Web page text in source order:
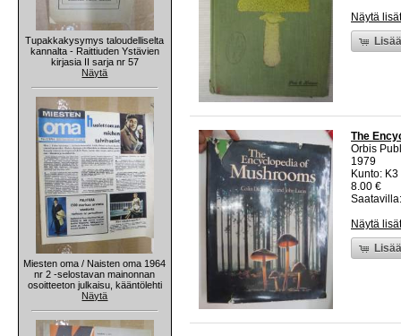
Tupakkakysymys taloudelliselta
kannalta - Raittiuden Ystävien
kirjasia II sarja nr 57
Näytä
Miesten oma / Naisten oma 1964
nr 2 -selostavan mainonnan
osoitteeton julkaisu, kääntölehti
Näytä
Näytä
The
Orbis
1979
Kunto:
8.00 €
Näytä